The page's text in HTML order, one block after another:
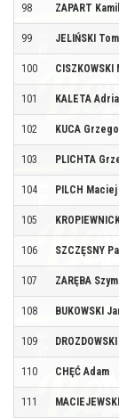
98 ZAPART Kamil
99 JELIŃSKI
100
101 KALETA
102 KUCA
103 PLICHTA
104 PILCH Maciej
105
106 SZCZĘSNY
107 ZARĘBA
108 BUKOWSKI
109
110 CHĘĆ Adam
111